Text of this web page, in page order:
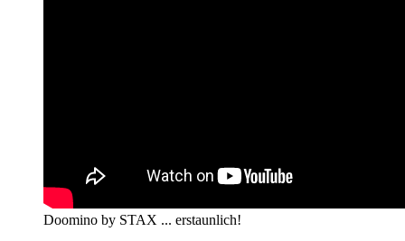
Doomino by STAX ... erstaunlich!